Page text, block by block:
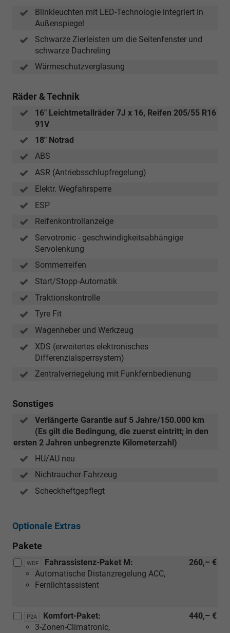
Blinkleuchten mit LED-Technologie integriert in
Außenspiegel
Schwarze Zierleisten um die Seitenfenster und
schwarze Dachreling
Wärmeschutzverglasung
Räder & Technik
16" Leichtmetallräder 7J x 16, Reifen 205/55 R16
91V
18" Notrad
ABS
ASR (Antriebsschlupfregelung)
Elektr. Wegfahrsperre
ESP
Reifenkontrollanzeige
Servotronic - geschwindigkeitsabhängige
Servolenkung
Sommerreifen
Start/Stopp-Automatik
Traktionskontrolle
Tyre Fit
Wagenheber und Werkzeug
XDS (erweitertes elektronisches
Differenzialsperrsystem)
Zentralverriegelung mit Funkfernbedienung
Sonstiges
Verlängerte Garantie auf 5 Jahre/150.000 km
(Es gilt die Bedingung, die zuerst eintritt; in den
ersten 2 Jahren unbegrenzte Kilometerzahl)
HU/AU neu
Nichtraucher-Fahrzeug
Scheckheftgepflegt
Optionale Extras
Pakete
WDF 260,– €
Fahrassistenz-Paket M:
Automatische Distanzregelung ACC,
Fernlichtassistent
P2A 440,– €
Komfort-Paket:
3-Zonen-Climatronic,